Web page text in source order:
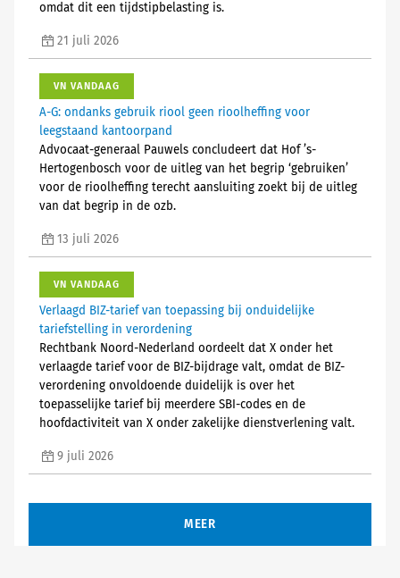
omdat dit een tijdstipbelasting is.
21 juli 2026
VN VANDAAG
A-G: ondanks gebruik riool geen rioolheffing voor
leegstaand kantoorpand
Advocaat-generaal Pauwels concludeert dat Hof ’s-
Hertogenbosch voor de uitleg van het begrip ‘gebruiken’
voor de rioolheffing terecht aansluiting zoekt bij de uitleg
van dat begrip in de ozb.
13 juli 2026
VN VANDAAG
Verlaagd BIZ-tarief van toepassing bij onduidelijke
tariefstelling in verordening
Rechtbank Noord-Nederland oordeelt dat X onder het
verlaagde tarief voor de BIZ-bijdrage valt, omdat de BIZ-
verordening onvoldoende duidelijk is over het
toepasselijke tarief bij meerdere SBI-codes en de
hoofdactiviteit van X onder zakelijke dienstverlening valt.
9 juli 2026
MEER